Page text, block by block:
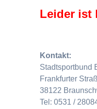
Leider ist
Kontakt:
Stadtsportbund
Frankfurter
38122
Tel: 0531 /